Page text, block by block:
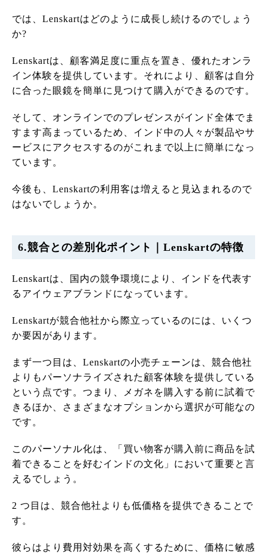
では、Lenskartはどのように成長し続けるのでしょう
か?
Lenskartは、顧客満足度に重点を置き、優れたオンラ
イン体験を提供しています。それにより、顧客は自分
に合った眼鏡を簡単に見つけて購入ができるのです。
そして、オンラインでのプレゼンスがインド全体でま
すます高まっているため、インド中の人々が製品やサ
ービスにアクセスするのがこれまで以上に簡単になっ
ています。
今後も、Lenskartの利用客は増えると見込まれるので
はないでしょうか。
6.競合との差別化ポイント｜Lenskartの特徴
Lenskartは、国内の競争環境により、インドを代表す
るアイウェアブランドになっています。
Lenskartが競合他社から際立っているのには、いくつ
か要因があります。
まず一つ目は、Lenskartの小売チェーンは、競合他社
よりもパーソナライズされた顧客体験を提供している
という点です。つまり、メガネを購入する前に試着で
きるほか、さまざまなオプションから選択が可能なの
です。
このパーソナル化は、「買い物客が購入前に商品を試
着できることを好むインドの文化」において重要と言
えるでしょう。
2 つ目は、競合他社よりも低価格を提供できることで
す。
彼らはより費用対効果を高くするために、価格に敏感